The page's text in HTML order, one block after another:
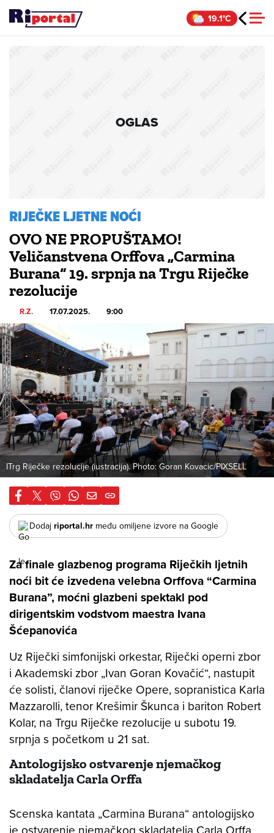
Skip
19.1°C
OGLAS
RIJEČKE LJETNE NOĆI
OVO NE PROPUŠTAMO!
Veličanstvena Orffova „Carmina
Burana“ 19. srpnja na Trgu Riječke
rezolucije
R.Z. 17.07.2025. 9:00
ITrg Riječke rezolucije (iustracija). Photo: Goran Kovacic/PIXSELL
Dodaj riportal.hr među omiljene izvore na Google
Za finale glazbenog programa Riječkih ljetnih
noći bit će izvedena velebna Orffova “Carmina
Burana”, moćni glazbeni spektakl pod
dirigentskim vodstvom maestra Ivana
Šćepanovića
Uz Riječki simfonijski orkestar, Riječki operni zbor
i Akademski zbor „Ivan Goran Kovačić“, nastupit
će solisti, članovi riječke Opere, sopranistica Karla
Mazzarolli, tenor Krešimir Škunca i bariton Robert
Kolar, na Trgu Riječke rezolucije u subotu 19.
srpnja s početkom u 21 sat.
Antologijsko ostvarenje njemačkog
skladatelja Carla Orffa
Scenska kantata „Carmina Burana“ antologijsko
je ostvarenje njemačkog skladatelja Carla Orffa,